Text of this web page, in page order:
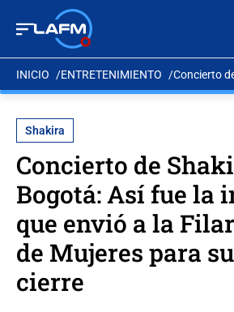
INICIO ENTRETENIMIENTO Concierto
Shakira
Concierto de
Bogotá: Así fue la
que envió a la
de Mujeres para
cierre